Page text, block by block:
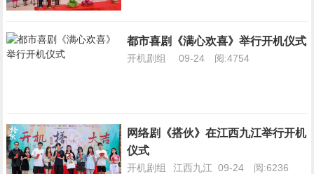
都市喜剧《满心欢喜》举行开机仪式
开机剧组 09-24 阅:4754
网络剧《搭伙》在江西九江举行开机
仪式
开机剧组 江西九江09-24 阅:6236